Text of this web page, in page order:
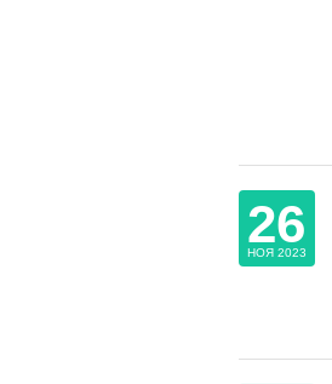
26
НОЯ 2023